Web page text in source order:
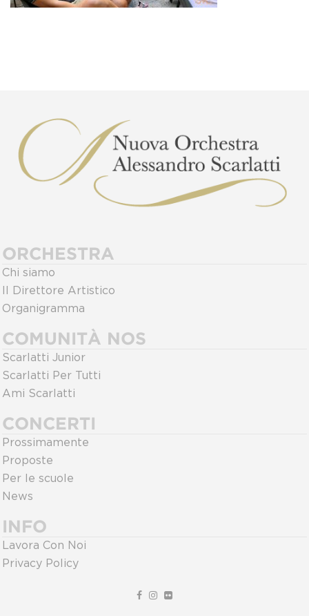
ORCHESTRA
Chi siamo
Il Direttore Artistico
Organigramma
COMUNITÀ NOS
Scarlatti Junior
Scarlatti Per Tutti
Ami Scarlatti
CONCERTI
Prossimamente
Proposte
Per le scuole
News
INFO
Lavora Con Noi
Privacy Policy